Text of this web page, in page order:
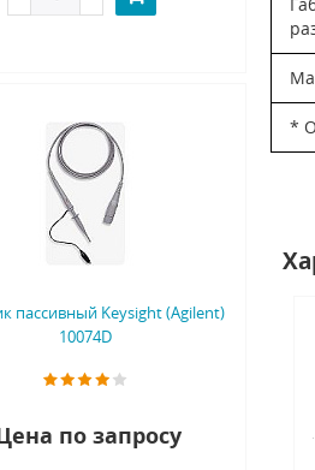
пассивный Keysight (Agilent)
10074D
по запросу
*